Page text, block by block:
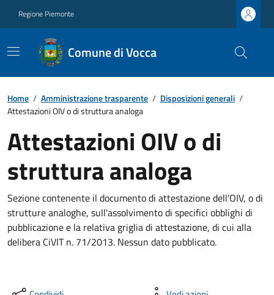
Regione Piemonte
Comune di Vocca
Home / Amministrazione trasparente / Disposizioni generali /
Attestazioni OIV o di struttura analoga
Attestazioni OIV o di
struttura analoga
Sezione contenente il documento di attestazione dell'OIV, o di
strutture analoghe, sull'assolvimento di specifici obblighi di
pubblicazione e la relativa griglia di attestazione, di cui alla
delibera CiVIT n. 71/2013. Nessun dato pubblicato.